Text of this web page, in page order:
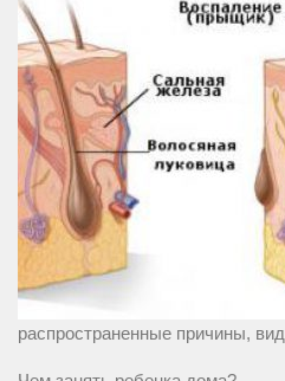
распространенные причины,